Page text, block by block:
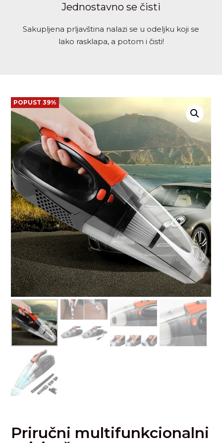
Jednostavno se čisti
Sakupljena prljavština nalazi se u odeljku koji se
lako rasklapa, a potom i čisti!
POPUST 39%
Priručni multifunkcionalni